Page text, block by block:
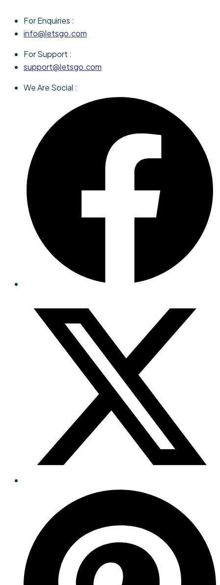
For Enquiries :
info@letsgo.com
For Support :
support@letsgo.com
We Are Social :